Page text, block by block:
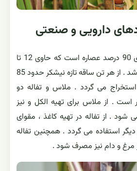
دارویی و صنعتی
ساقه تازه نیشکر دارای 90 درصد عصاره است که حاوی 12 تا
17 درصد ساکرز می باشد . از هر تن ساقه تازه نیشکر حدود 85
قند استخراج می گردد . ملاس و تفاله دو
. از ملاس برای تهیه الکل و نیز
شود . از تفاله در تهیه کاغذ ، مقوای
استفاده می گردد . همچنین تفاله
مرغ و دام نیز مصرف شود .